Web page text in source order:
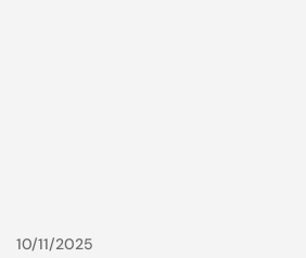
10/11/2025